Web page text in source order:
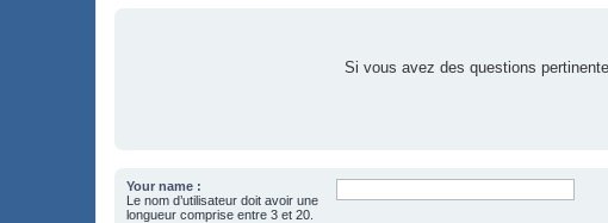
Si vous avez des questions
Your name :
Le nom d’utilisateur doit avoir une
longueur comprise entre 3 et 20.